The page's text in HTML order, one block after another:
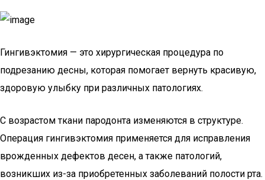
Гингивэктомия — это хирургическая процедура по
подрезанию десны, которая помогает вернуть красивую,
здоровую улыбку при различных патологиях.
С возрастом ткани пародонта изменяются в структуре.
Операция гингивэктомия применяется для исправления
врожденных дефектов десен, а также патологий,
возникших из-за приобретенных заболеваний полости рта.